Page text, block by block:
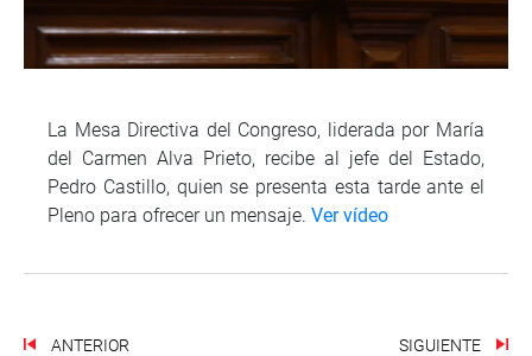
La Mesa Directiva del Congreso, liderada por María
del Carmen Alva Prieto, recibe al jefe del Estado,
Pedro Castillo, quien se presenta esta tarde ante el
Pleno para ofrecer un mensaje. Ver vídeo
ANTERIOR SIGUIENTE